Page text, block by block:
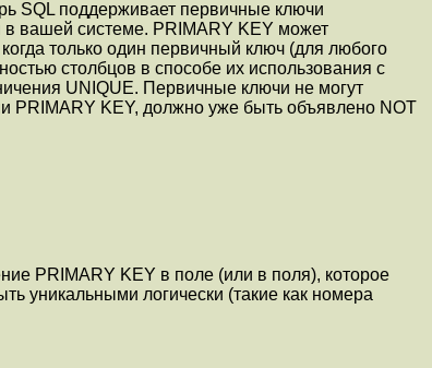
SQL поддерживает первичные ключи
вашей системе. PRIMARY KEY может
только один первичный ключ (для любого
столбцов в способе их использования с
UNIQUE. Первичные ключи не могут
PRIMARY KEY, должно уже быть объявлено NOT
PRIMARY KEY в поле (или в поля), которое
уникальными логически (такие как номера